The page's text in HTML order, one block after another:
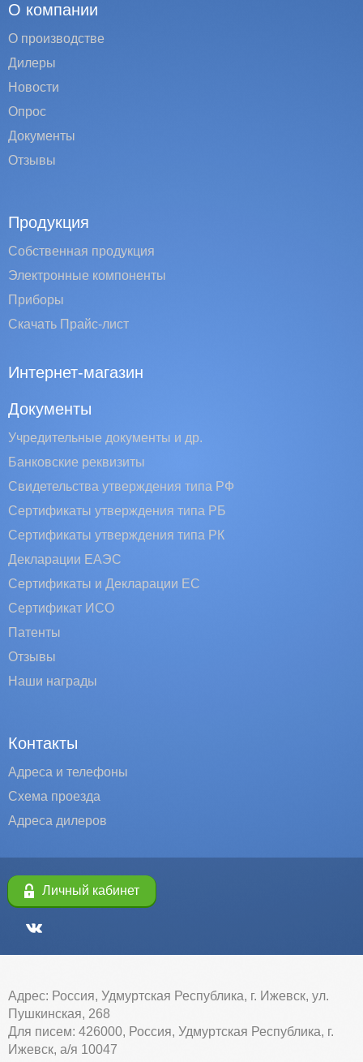
О компании
О производстве
Дилеры
Новости
Опрос
Документы
Отзывы
Продукция
Собственная продукция
Электронные компоненты
Приборы
Скачать Прайс-лист
Интернет-магазин
Документы
Учредительные документы и др.
Банковские реквизиты
Свидетельства утверждения типа РФ
Сертификаты утверждения типа РБ
Сертификаты утверждения типа РК
Декларации ЕАЭС
Сертификаты и Декларации EC
Сертификат ИСО
Патенты
Отзывы
Наши награды
Контакты
Адреса и телефоны
Схема проезда
Адреса дилеров
Личный кабинет
Адрес: Россия, Удмуртская Республика, г. Ижевск, ул.
Пушкинская, 268
Для писем: 426000, Россия, Удмуртская Республика, г.
Ижевск, а/я 10047